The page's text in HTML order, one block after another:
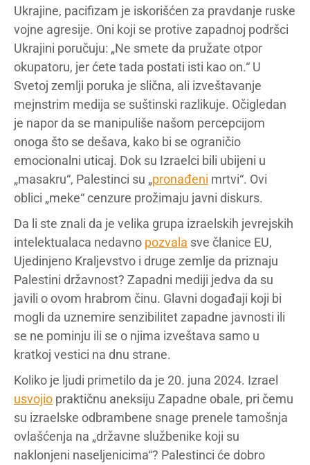
Ukrajine, pacifizam je iskorišćen za pravdanje ruske
vojne agresije. Oni koji se protive zapadnoj podršci
Ukrajini poručuju: „Ne smete da pružate otpor
okupatoru, jer ćete tada postati isti kao on.“ U
Svetoj zemlji poruka je slična, ali izveštavanje
mejnstrim medija se suštinski razlikuje. Očigledan
je napor da se manipuliše našom percepcijom
onoga što se dešava, kako bi se ograničio
emocionalni uticaj. Dok su Izraelci bili ubijeni u
„masakru“, Palestinci su „pronađeni mrtvi“. Ovi
oblici „meke“ cenzure prožimaju javni diskurs.
Da li ste znali da je velika grupa izraelskih jevrejskih
intelektualaca nedavno pozvala sve članice EU,
Ujedinjeno Kraljevstvo i druge zemlje da priznaju
Palestini državnost? Zapadni mediji jedva da su
javili o ovom hrabrom činu. Glavni događaji koji bi
mogli da uznemire senzibilitet zapadne javnosti ili
se ne pominju ili se o njima izveštava samo u
kratkoj vestici na dnu strane.
Koliko je ljudi primetilo da je 20. juna 2024. Izrael
usvojio praktičnu aneksiju Zapadne obale, pri čemu
su izraelske odbrambene snage prenele tamošnja
ovlašćenja na „državne službenike koji su
naklonjeni naseljenicima“? Palestinci će dobro